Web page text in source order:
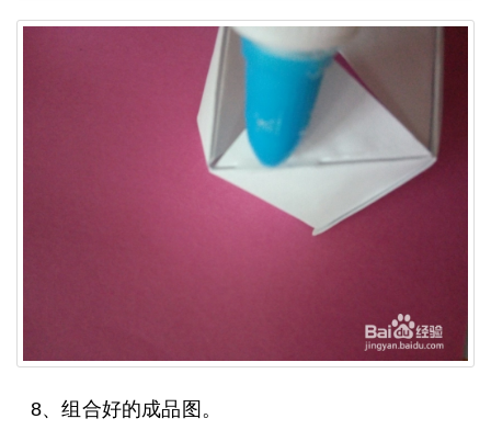
8、组合好的成品图。